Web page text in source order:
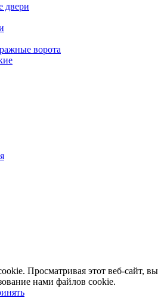
двери
ворота
Просматривая этот веб-сайт, вы
нами файлов cookie.